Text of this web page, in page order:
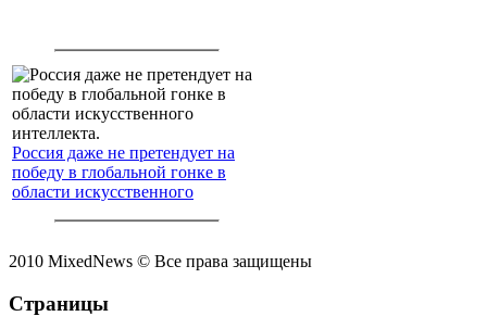
Россия даже не претендует на
победу в глобальной гонке в
области искусственного
2010 MixedNews © Все права защищены
Страницы